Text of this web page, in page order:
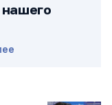
нашего